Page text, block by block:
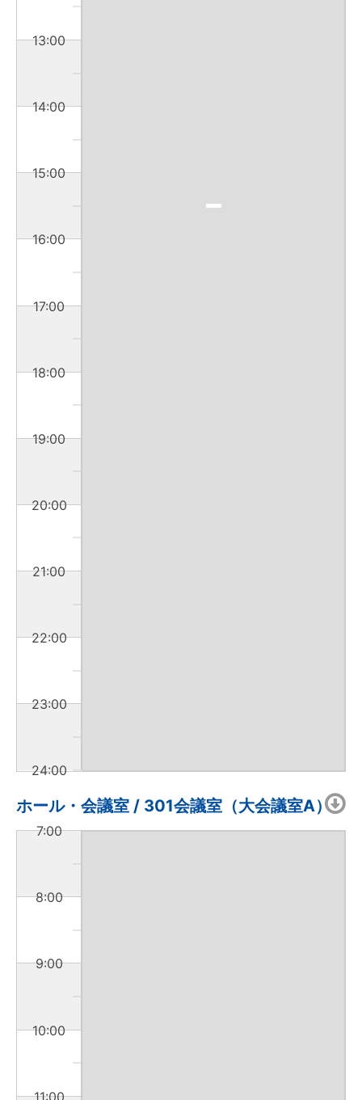
13:00
14:00
15:00
16:00
17:00
18:00
19:00
20:00
21:00
22:00
23:00
24:00
ホール・会議室 / 301会議室（大会議室A）
7:00
8:00
9:00
10:00
11:00